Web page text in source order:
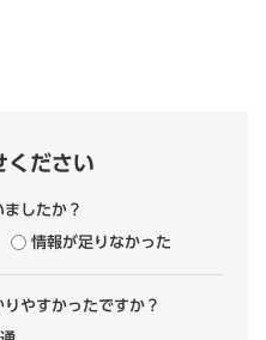
ください
したか？
情報が足りなかった
やすかったですか？